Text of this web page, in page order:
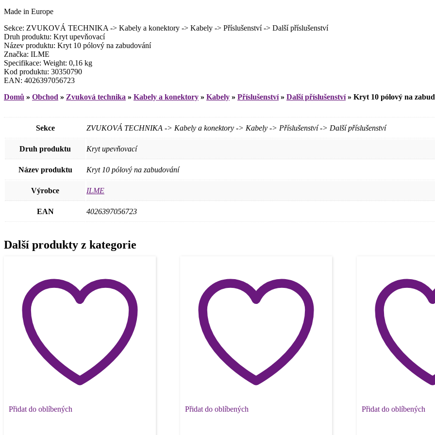
Made in Europe
Sekce: ZVUKOVÁ TECHNIKA -> Kabely a konektory -> Kabely -> Příslušenství -> Další příslušenství
Druh produktu: Kryt upevňovací
Název produktu: Kryt 10 pólový na zabudování
Značka: ILME
Specifikace: Weight: 0,16 kg
Kod produktu: 30350790
EAN: 4026397056723
Domů » Obchod » Zvuková technika » Kabely a konektory » Kabely » Příslušenství» Další příslušenství» Kryt 10 pólový na
Sekce ZVUKOVÁ TECHNIKA -> Kabely a konektory -> Kabely -> Příslušenství -> Další příslušenství
Druh produktu Kryt upevňovací
Název produktu Kryt 10 pólový na zabudování
Výrobce ILME
EAN 4026397056723
Další produkty z kategorie
Přidat do oblíbených Přidat do oblíbených Přidat do oblíbených